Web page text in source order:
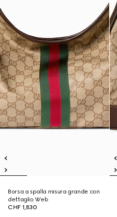
Borsa a spalla misura grande con
dettaglio Web
CHF 1,830